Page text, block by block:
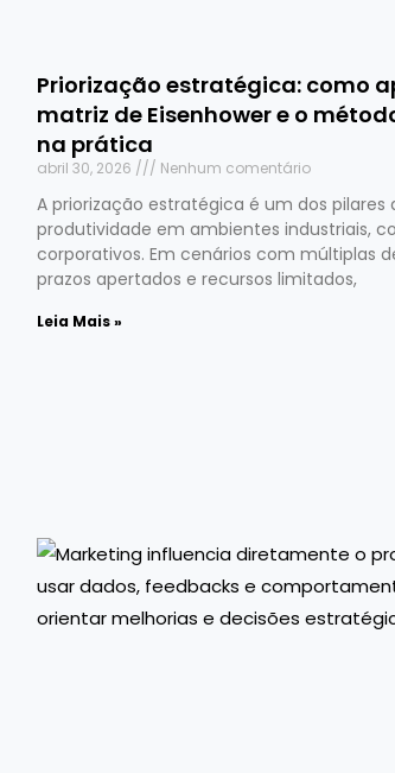
Priorização estratégica: como
matriz de Eisenhower e o
na prática
abril 30, 2026 Nenhum comentário
A priorização estratégica é um dos pilares
produtividade em ambientes industriais,
corporativos. Em cenários com múltiplas
prazos apertados e recursos limitados,
Leia Mais »